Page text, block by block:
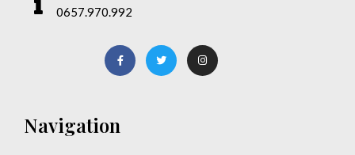
0657.970.992
Navigation